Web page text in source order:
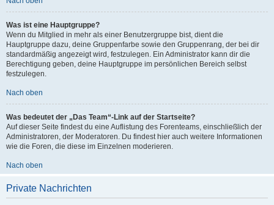
Was ist eine Hauptgruppe?
Wenn du Mitglied in mehr als einer Benutzergruppe bist, dient die
Hauptgruppe dazu, deine Gruppenfarbe sowie den Gruppenrang, der bei dir
standardmäßig angezeigt wird, festzulegen. Ein Administrator kann dir die
Berechtigung geben, deine Hauptgruppe im persönlichen Bereich selbst
festzulegen.
Nach oben
Was bedeutet der „Das Team“-Link auf der Startseite?
Auf dieser Seite findest du eine Auflistung des Forenteams, einschließlich der
Administratoren, der Moderatoren. Du findest hier auch weitere Informationen
wie die Foren, die diese im Einzelnen moderieren.
Nach oben
Private Nachrichten